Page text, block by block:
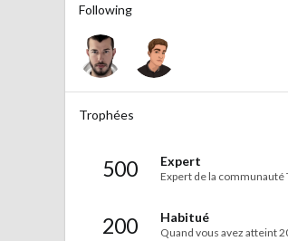
Following
Trophées
500 Expert
Expert de la
200 Habitué
Quand vous avez atteint